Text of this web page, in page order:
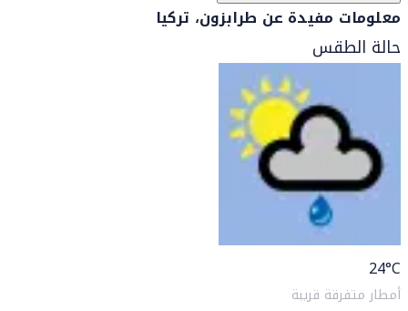
معلومات مفيدة عن طرابزون، تركيا
حالة الطقس
24°C
أمطار متفرقة قريبة